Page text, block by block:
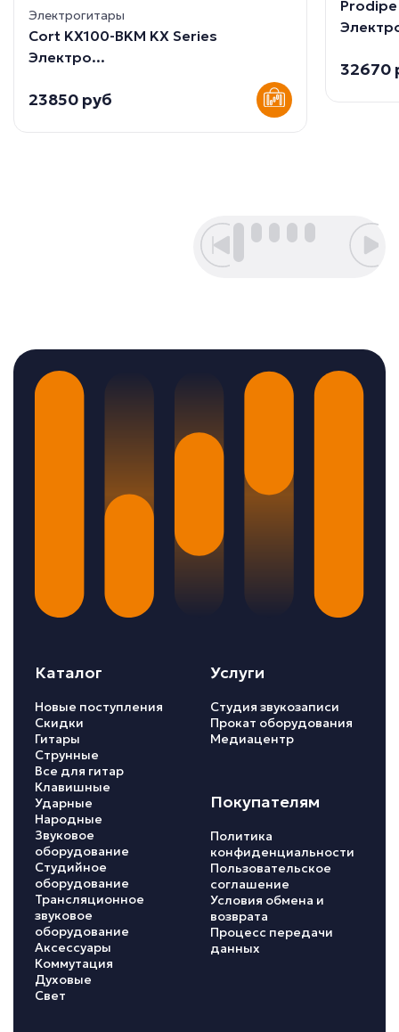
Электрогитары
Cort KX100-BKM KX Series
Электро...
23850 руб
Prodipe
32670
Каталог
Новые поступления
Скидки
Гитары
Струнные
Все для гитар
Клавишные
Ударные
Народные
Звуковое
оборудование
Студийное
оборудование
Трансляционное
звуковое
оборудование
Аксессуары
Коммутация
Духовые
Свет
Услуги
Студия звукозаписи
Прокат оборудования
Медиацентр
Покупателям
Политика
конфиденциальности
Пользовательское
соглашение
Условия обмена и
возврата
Процесс передачи
данных